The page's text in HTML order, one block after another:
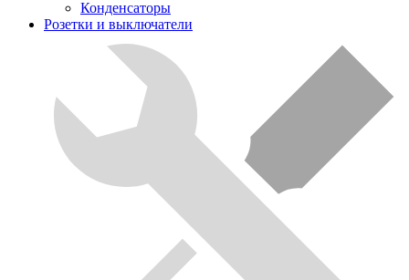
Конденсаторы
Розетки и выключатели